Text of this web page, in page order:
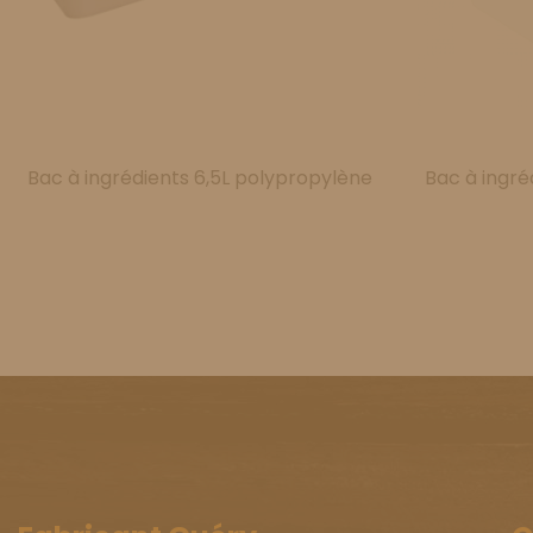
Bac à ingrédients 6,5L polypropylène Bac à